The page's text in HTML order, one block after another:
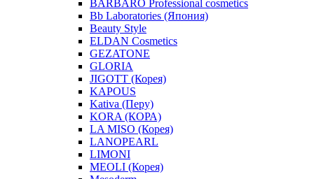
BARBARO Professional cosmetics
Bb Laboratories (Япония)
Beauty Style
ELDAN Cosmetics
GEZATONE
GLORIA
JIGOTT (Корея)
KAPOUS
Kativa (Перу)
KORA (КОРА)
LA MISO (Корея)
LANOPEARL
LIMONI
MEOLI (Корея)